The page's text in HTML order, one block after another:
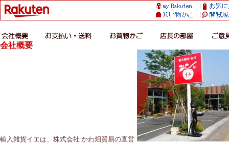
会社概要
輸入雑貨イエは、株式会社 かわ畑貿易の直営